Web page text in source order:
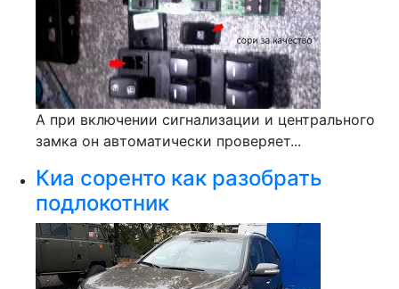
А при включении сигнализации и центрального
замка он автоматически проверяет...
Киа соренто как разобрать
подлокотник